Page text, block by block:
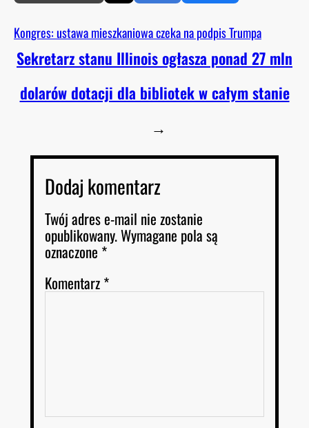
Kongres: ustawa mieszkaniowa czeka na podpis Trumpa
Sekretarz stanu Illinois ogłasza ponad 27 mln
dolarów dotacji dla bibliotek w całym stanie
→
Dodaj komentarz
Twój adres e-mail nie zostanie
opublikowany.Wymagane pola są
oznaczone *
Komentarz*